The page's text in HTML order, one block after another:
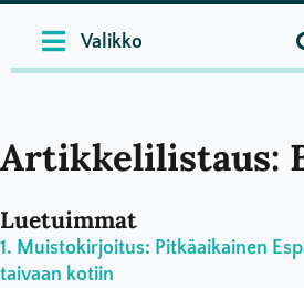
Artikkelilistaus:
Luetuimmat
Muistokirjoitus: Pitkäaikainen
taivaan kotiin